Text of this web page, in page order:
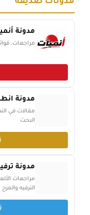
مدونة
مراجعات،
مدونة
مقالات في
البحث
مدونة
مراجعات
الترفيه والمرح